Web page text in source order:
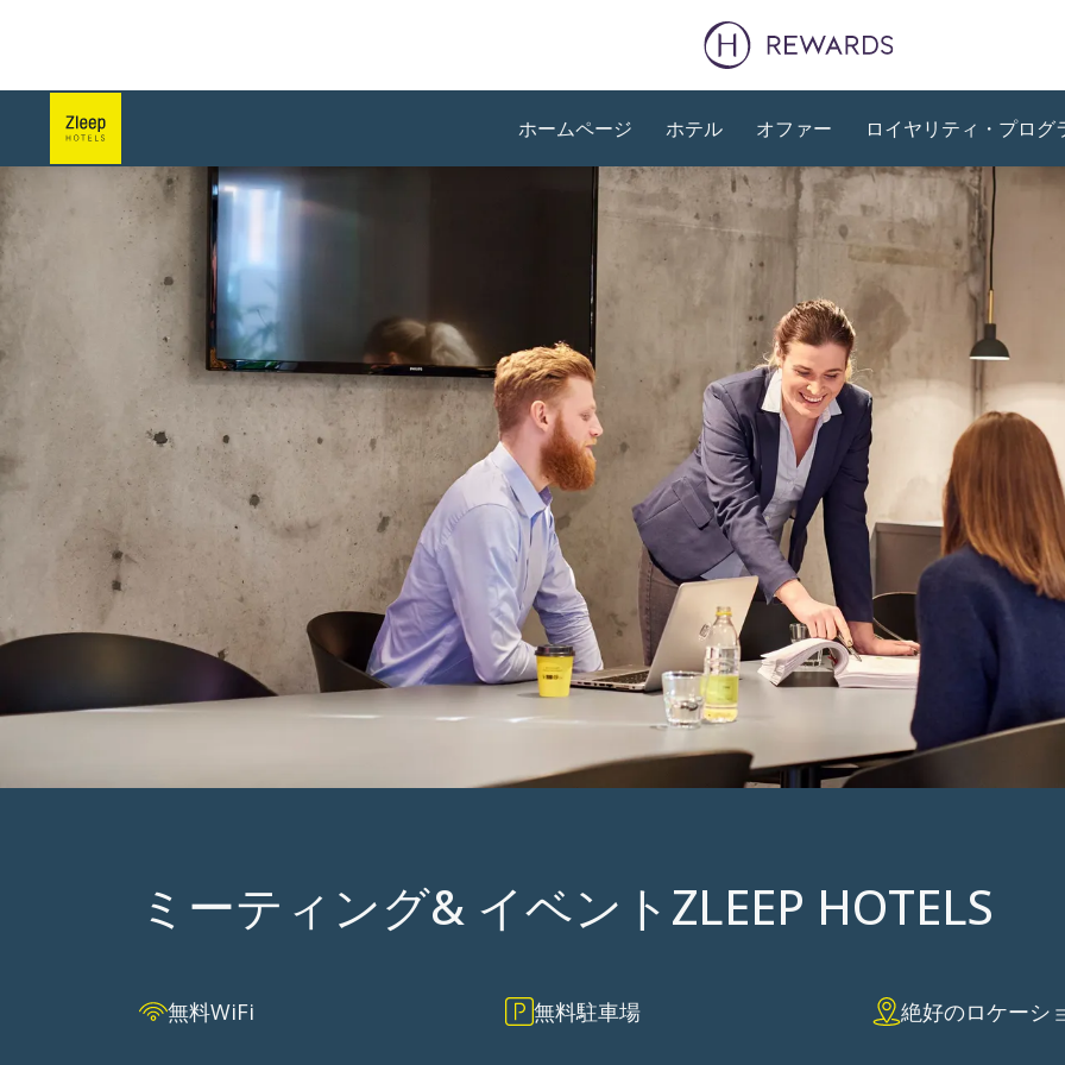
ホームページ ホテル オファー ロイヤリティ・プログ
スライド1 1
ミーティング& イベントZLEEP HOTELS
無料WiFi 無料駐車場 絶好のロケーシ